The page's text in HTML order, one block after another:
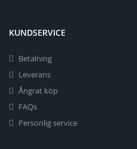
KUNDSERVICE
Betalning
Leverans
Ångrat köp
FAQs
Personlig service